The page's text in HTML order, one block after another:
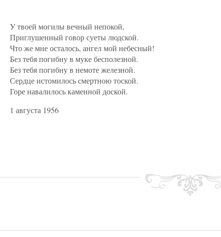
У твоей могилы вечный непокой,
Приглушенный говор суеты людской.
Что же мне осталось, ангел мой небесный!
Без тебя погибну в муке бесполезной.
Без тебя погибну в немоте железной.
Сердце истомилось смертною тоской.
Горе навалилось каменной доской.
1 августа 1956